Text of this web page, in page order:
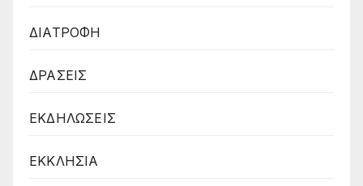
ΔΙΑΤΡΟΦΗ
ΔΡΑΣΕΙΣ
ΕΚΔΗΛΩΣΕΙΣ
ΕΚΚΛΗΣΙΑ